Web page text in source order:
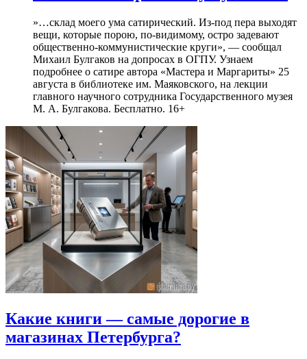
»…склад моего ума сатирический. Из-под пера выходят
вещи, которые порою, по-видимому, остро задевают
общественно-коммунистические круги», — сообщал
Михаил Булгаков на допросах в ОГПУ. Узнаем
подробнее о сатире автора «Мастера и Маргариты» 25
августа в библиотеке им. Маяковского, на лекции
главного научного сотрудника Государственного музея
М. А. Булгакова. Бесплатно. 16+
Какие книги — самые дорогие в
магазинах Петербурга?